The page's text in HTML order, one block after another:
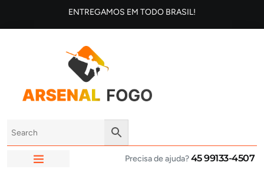
ENTREGAMOS EM TODO BRASIL!
Precisa de ajuda?45 99133-4507